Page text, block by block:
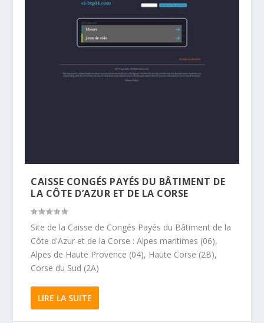
CAISSE CONGÉS PAYÉS DU BÂTIMENT DE
LA CÔTE D’AZUR ET DE LA CORSE
Site de la Caisse de Congés Payés du Bâtiment de la
Côte d'Azur et de la Corse : Alpes maritimes (06),
Alpes de Haute Provence (04), Haute Corse (2B),
Corse du Sud (2A)
LIRE LA SUITE